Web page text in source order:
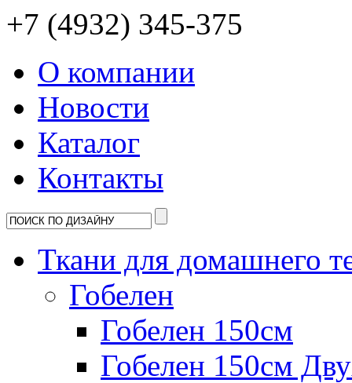
+7 (4932) 345-375
О компании
Новости
Каталог
Контакты
Ткани для домашнего
Гобелен
Гобелен 150см
Гобелен 150см